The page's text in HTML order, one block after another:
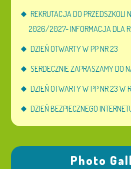
REKRUTACJA DO PRZEDSZKOLI
2026/2027- INFORMACJA DLA
DZIEŃ OTWARTY W PP NR 23
SERDECZNIE ZAPRASZAMY DO
DZIEŃ OTWARTY W PP NR 23 W
DZIEŃ BEZPIECZNEGO
Photo